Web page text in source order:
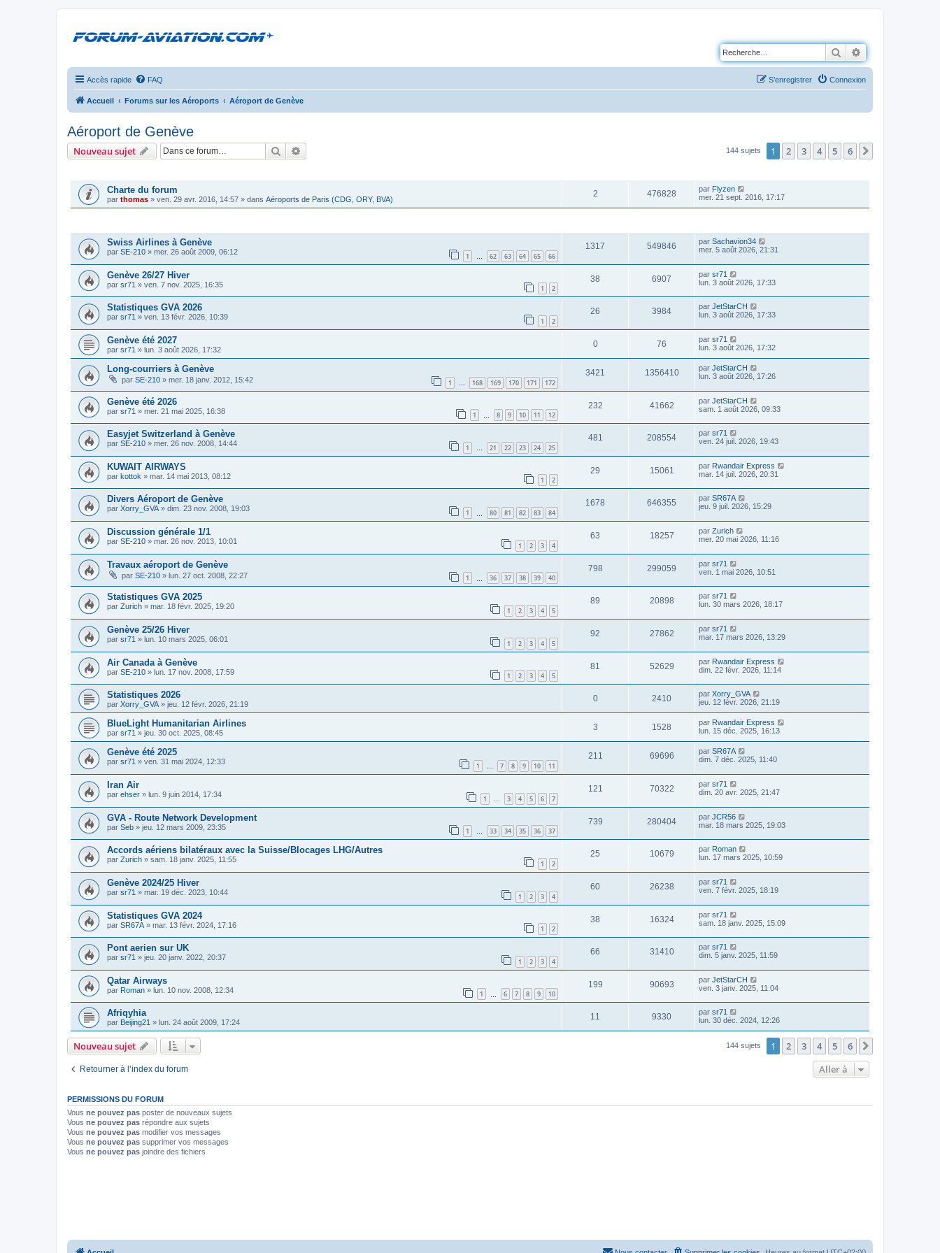
Rechercher
Accès rapide FAQ Connexion
S’enregistrer
Accueil Forums sur les Aéroports Aéroport de Genève
Aéroport de Genève
Nouveau sujet Rechercher 144 sujets 1 2 3 4 5 6
Charte du forum
par thomas » ven. 29 avr. 2016, 14:57 » dans Aéroports de Paris (CDG, ORY, BVA)
2 476828 par Flyzen
mer. 21 sept. 2016, 17:17
Swiss Airlines à Genève
par SE-210 » mer. 26 août 2009, 06:12 1 … 62 63 64 65 66
1317 549846 par Sachavion34
mer. 5 août 2026, 21:31
Genève 26/27 Hiver
par sr71 » ven. 7 nov. 2025, 16:35 1 2
38 6907 par sr71
lun. 3 août 2026, 17:33
Statistiques GVA 2026
par sr71 » ven. 13 févr. 2026, 10:39 1 2
26 3984 par JetStarCH
lun. 3 août 2026, 17:33
Genève été 2027
par sr71 » lun. 3 août 2026, 17:32
0 76 par sr71
lun. 3 août 2026, 17:32
Long-courriers à Genève
par SE-210 » mer. 18 janv. 2012, 15:42 1 … 168 169 170 171 172
3421 1356410 par JetStarCH
lun. 3 août 2026, 17:26
Genève été 2026
par sr71 » mer. 21 mai 2025, 16:38 1 8 9 10 11 12
232 41662 par JetStarCH
sam. 1 août 2026, 09:33
Easyjet Switzerland à Genève
par SE-210 » mer. 26 nov. 2008, 14:44 1 … 21 22 23 24 25
481 208554 par sr71
ven. 24 juil. 2026, 19:43
KUWAIT AIRWAYS
par kottok » mar. 14 mai 2013, 08:12 1 2
29 15061 par Rwandair Express
mar. 14 juil. 2026, 20:31
Divers Aéroport de Genève
par Xorry_GVA» dim. 23 nov. 2008, 19:03 1 80 81 82 83 84
1678 646355 par SR67A
jeu. 9 juil. 2026, 15:29
Discussion générale 1/1
par SE-210 » mar. 26 nov. 2013, 10:01 1 2 3 4
63 18257 par Zurich
mer. 20 mai 2026, 11:16
Travaux aéroport de Genève
par SE-210 » lun. 27 oct. 2008, 22:27 1 36 37 38 39 40
798 299059 par sr71
ven. 1 mai 2026, 10:51
Statistiques GVA 2025
par Zurich » mar. 18 févr. 2025, 19:20 1 2 3 4 5
89 20898 par sr71
lun. 30 mars 2026, 18:17
Genève 25/26 Hiver
par sr71 » lun. 10 mars 2025, 06:01 1 2 3 4 5
92 27862 par sr71
mar. 17 mars 2026, 13:29
Air Canada à Genève
par SE-210 » lun. 17 nov. 2008, 17:59 1 2 3 4 5
81 52629 par Rwandair Express
dim. 22 févr. 2026, 11:14
Statistiques 2026
par Xorry_GVA » jeu. 12 févr. 2026, 21:19
0 2410 par Xorry_GVA
jeu. 12 févr. 2026, 21:19
BlueLight Humanitarian Airlines
par sr71 » jeu. 30 oct. 2025, 08:45
3 1528 par Rwandair Express
lun. 15 déc. 2025, 16:13
Genève été 2025
par sr71 » ven. 31 mai 2024, 12:33 1 … 7 8 9 10 11
211 69696 par SR67A
dim. 7 déc. 2025, 11:40
Iran Air
par ehser » lun. 9 juin 2014, 17:34 1 … 3 4 5 6 7
121 70322 par sr71
dim. 20 avr. 2025, 21:47
GVA - Route Network Development
par Seb » jeu. 12 mars 2009, 23:35 1 33 34 35 36 37
739 280404 par JCR56
mar. 18 mars 2025, 19:03
Accords aériens bilatéraux avec la Suisse/Blocages LHG/Autres
par Zurich » sam. 18 janv. 2025, 11:55 1 2
25 10679 par Roman
lun. 17 mars 2025, 10:59
Genève 2024/25 Hiver
par sr71 » mar. 19 déc. 2023, 10:44 1 2 3 4
60 26238 par sr71
ven. 7 févr. 2025, 18:19
Statistiques GVA 2024
par SR67A » mar. 13 févr. 2024, 17:16 1 2
38 16324 par sr71
sam. 18 janv. 2025, 15:09
Pont aerien sur UK
par sr71 » jeu. 20 janv. 2022, 20:37 1 2 3 4
66 31410 par sr71
dim. 5 janv. 2025, 11:59
Qatar Airways
par Roman » lun. 10 nov. 2008, 12:34 1 6 7 8 9 10
199 90693 par JetStarCH
ven. 3 janv. 2025, 11:04
Afriqyhia
par Beijing21 » lun. 24 août 2009, 17:24
11 9330 par sr71
lun. 30 déc. 2024, 12:26
Nouveau sujet 144 sujets 1 2 3 4 5 6
Retourner à l’index du forum Aller à
PERMISSIONS DU FORUM
Vous ne pouvez pas poster de nouveaux sujets
Vous ne pouvez pas répondre aux sujets
Vous ne pouvez pas modifier vos messages
Vous ne pouvez pas supprimer vos messages
Vous ne pouvez pas joindre des fichiers